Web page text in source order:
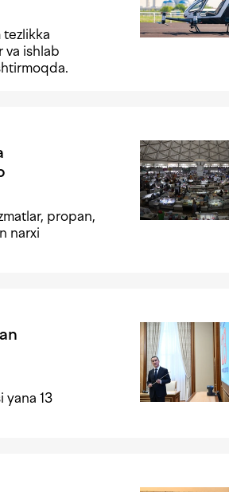
tezlikka
va ishlab
propan,
narxi
yana 13